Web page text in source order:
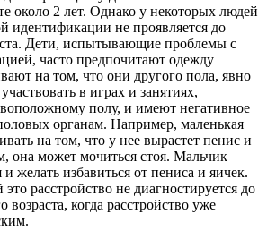
около 2 лет. Однако у некоторых людей
идентификации не проявляется до
Дети, испытывающие проблемы с
часто предпочитают одежду
на том, что они другого пола, явно
в играх и занятиях,
полу, и имеют негативное
органам. Например, маленькая
на том, что у нее вырастет пенис и
она может мочиться стоя. Мальчик
желать избавиться от пениса и яичек.
расстройство не диагностируется до
возраста, когда расстройство уже